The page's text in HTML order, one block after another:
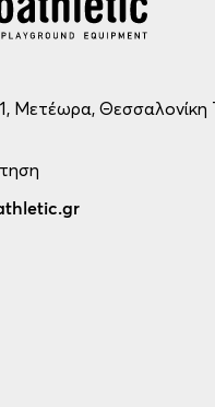
Μετέωρα, Θεσσαλονίκη